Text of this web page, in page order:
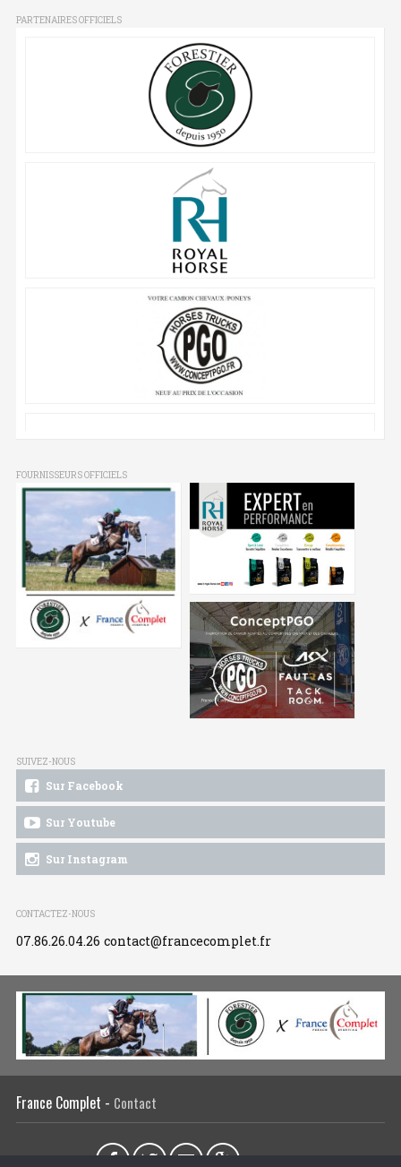
PARTENAIRES OFFICIELS
FOURNISSEURS OFFICIELS
SUIVEZ-NOUS
Sur Facebook
Sur Youtube
Sur Instagram
CONTACTEZ-NOUS
07.86.26.04.26 contact@francecomplet.fr
France Complet - Contact